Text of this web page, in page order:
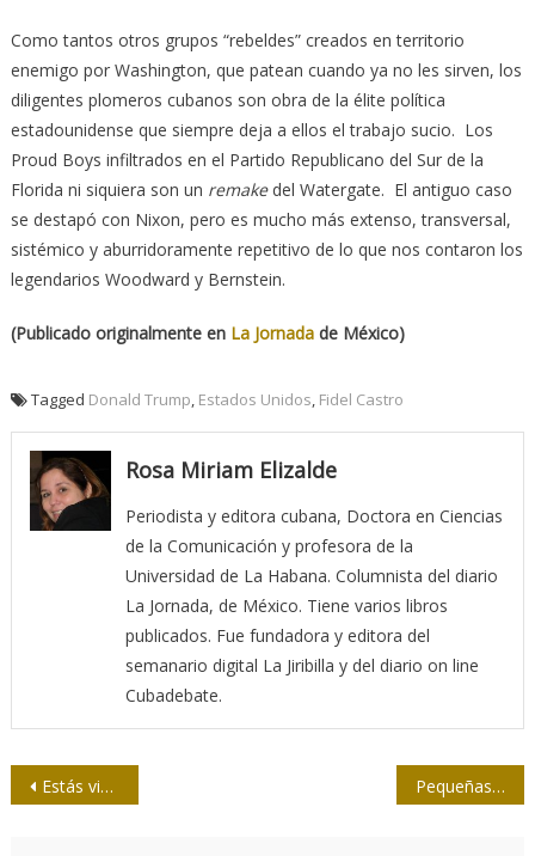
Como tantos otros grupos “rebeldes” creados en territorio
enemigo por Washington, que patean cuando ya no les sirven, los
diligentes plomeros cubanos son obra de la élite política
estadounidense que siempre deja a ellos el trabajo sucio. Los
Proud Boys infiltrados en el Partido Republicano del Sur de la
Florida ni siquiera son un remakedel Watergate. El antiguo caso
se destapó con Nixon, pero es mucho más extenso, transversal,
sistémico y aburridoramente repetitivo de lo que nos contaron los
legendarios Woodward y Bernstein.
(Publicado originalmente en La Jornadade México)
Tagged Donald Trump Estados Unidos Fidel Castro
Rosa Miriam Elizalde
Periodista y editora cubana, Doctora en Ciencias
de la Comunicación y profesora de la
Universidad de La Habana. Columnista del diario
La Jornada, de México. Tiene varios libros
publicados. Fue fundadora y editora del
semanario digital La Jiribilla y del diario on line
Cubadebate.
Navegación
Estás vivo, Joaquín Areta Pequeñas palabras como un disparo